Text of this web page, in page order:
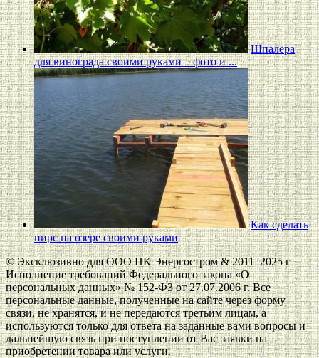
Шпалера
для винограда своими руками – фото и ...
Как сделать
пирс на озере своими руками
© Эксклюзивно для ООО ПК Энергостром & 2011–2025 г
Исполнение требований Федерального закона «О
персональных данных» № 152-ФЗ от 27.07.2006 г. Все
персональные данные, полученные на сайте через форму
связи, не хранятся, и не передаются третьим лицам, а
используются только для ответа на заданные вами вопросы и
дальнейшую связь при поступлении от Вас заявки на
приобретении товара или услуги.